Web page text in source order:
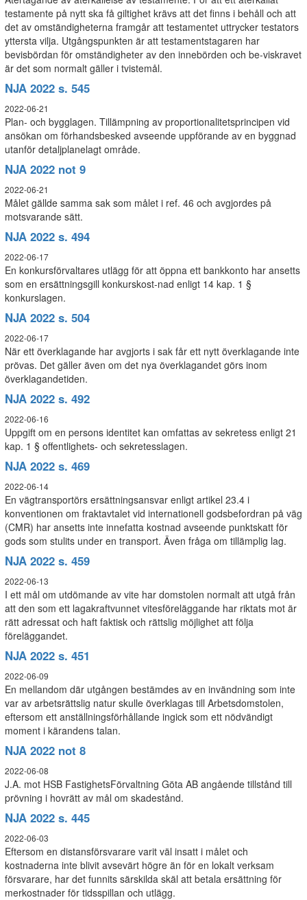
testamente på nytt ska få giltighet krävs att det finns i behåll och att
det av omständigheterna framgår att testamentet uttrycker testators
yttersta vilja. Utgångspunkten är att testamentstagaren har
bevisbördan för omständigheter av den innebörden och be-viskravet
är det som normalt gäller i tvistemål.
NJA 2022 s. 545
2022-06-21
Plan- och bygglagen. Tillämpning av proportionalitetsprincipen vid
ansökan om förhandsbesked avseende uppförande av en byggnad
utanför detaljplanelagt område.
NJA 2022 not 9
2022-06-21
Målet gällde samma sak som målet i ref. 46 och avgjordes på
motsvarande sätt.
NJA 2022 s. 494
2022-06-17
En konkursförvaltares utlägg för att öppna ett bankkonto har ansetts
som en ersättningsgill konkurskost-nad enligt 14 kap. 1 §
konkurslagen.
NJA 2022 s. 504
2022-06-17
När ett överklagande har avgjorts i sak får ett nytt överklagande inte
prövas. Det gäller även om det nya överklagandet görs inom
överklagandetiden.
NJA 2022 s. 492
2022-06-16
Uppgift om en persons identitet kan omfattas av sekretess enligt 21
kap. 1 § offentlighets- och sekretesslagen.
NJA 2022 s. 469
2022-06-14
En vägtransportörs ersättningsansvar enligt artikel 23.4 i
konventionen om fraktavtalet vid internationell godsbefordran på väg
(CMR) har ansetts inte innefatta kostnad avseende punktskatt för
gods som stulits under en transport. Även fråga om tillämplig lag.
NJA 2022 s. 459
2022-06-13
I ett mål om utdömande av vite har domstolen normalt att utgå från
att den som ett lagakraftvunnet vitesföreläggande har riktats mot är
rätt adressat och haft faktisk och rättslig möjlighet att följa
föreläggandet.
NJA 2022 s. 451
2022-06-09
En mellandom där utgången bestämdes av en invändning som inte
var av arbetsrättslig natur skulle överklagas till Arbetsdomstolen,
eftersom ett anställningsförhållande ingick som ett nödvändigt
moment i kärandens talan.
NJA 2022 not 8
2022-06-08
J.A. mot HSB FastighetsFörvaltning Göta AB angående tillstånd till
prövning i hovrätt av mål om skadestånd.
NJA 2022 s. 445
2022-06-03
Eftersom en distansförsvarare varit väl insatt i målet och
kostnaderna inte blivit avsevärt högre än för en lokalt verksam
försvarare, har det funnits särskilda skäl att betala ersättning för
merkostnader för tidsspillan och utlägg.